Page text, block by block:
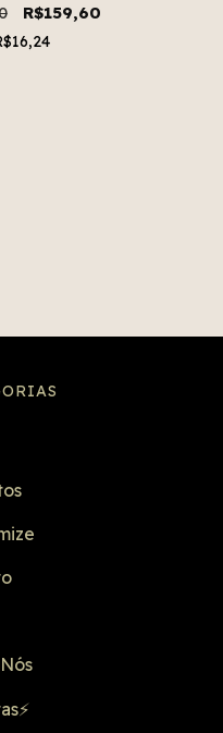
R$159,60